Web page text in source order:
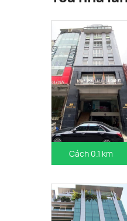
Cách 0.1 km